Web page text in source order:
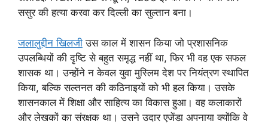
ससुर की हत्या करवा कर दिल्ली का सुल्तान बना।
जलालुद्दीन खिलजी उस काल में शासन किया जो प्रशासनिक
उपलब्धियों की दृष्टि से बहुत समृद्ध नहीं था, फिर भी वह एक सफल
शासक था। उन्होंने न केवल युवा मुस्लिम देश पर नियंत्रण स्थापित
किया, बल्कि सल्तनत की कठिनाइयों को भी हल किया। उसके
शासनकाल में शिक्षा और साहित्य का विकास हुआ। वह कलाकारों
और लेखकों का संरक्षक था। उसने उदार एजेंडा अपनाया क्योंकि वे